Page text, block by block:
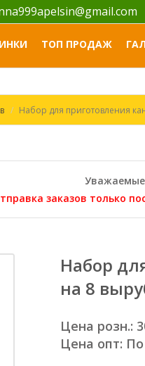
ТОП ПРОДАЖ
Набор для приготовления
Уважаемые
заказов только
Набор
на 8
Цена розн.:
Цена опт: По